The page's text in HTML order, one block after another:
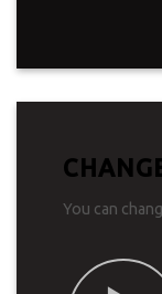
You can